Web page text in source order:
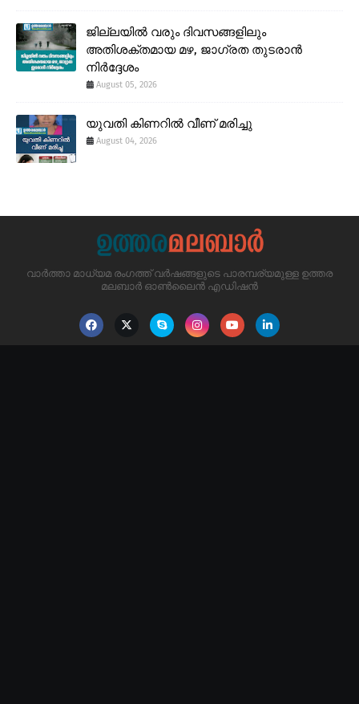
ജില്ലയിൽ വരും ദിവസങ്ങളിലും
അതിശക്തമായ മഴ, ജാഗ്രത തുടരാൻ
നിർദ്ദേശം
August 05, 2026
യുവതി കിണറിൽ വീണ് മരിച്ചു
August 04, 2026
വാർത്താ മാധ്യമ രംഗത്ത് വർഷങ്ങളുടെ പാരമ്പര്യമുള്ള ഉത്തര
മലബാർ ഓൺലൈൻ എഡിഷൻ